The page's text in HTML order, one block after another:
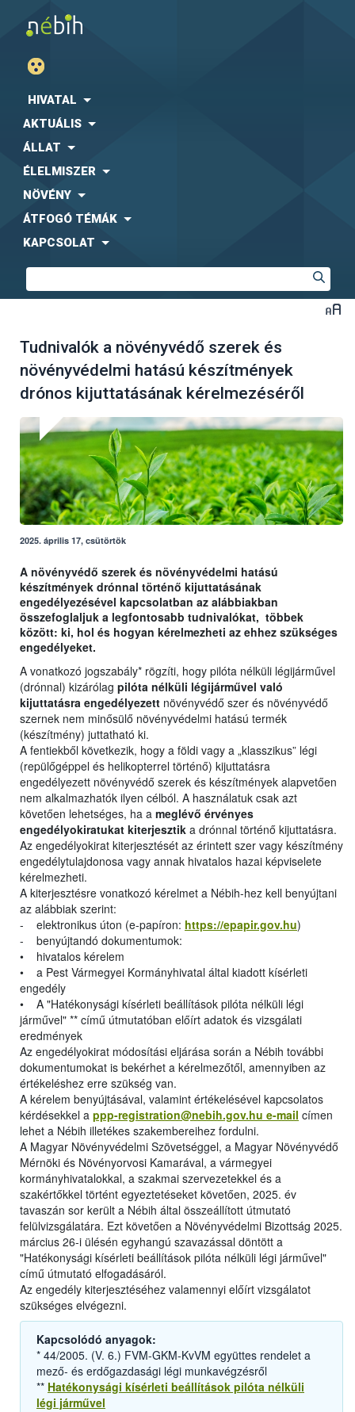
HIVATAL
AKTUÁLIS
ÁLLAT
ÉLELMISZER
NÖVÉNY
ÁTFOGÓ TÉMÁK
KAPCSOLAT
Tudnivalók a növényvédő szerek és
növényvédelmi hatású készítmények
drónos kijuttatásának kérelmezéséről
2025. április 17, csütörtök
A növényvédő szerek és növényvédelmi hatású
készítmények drónnal történő kijuttatásának
engedélyezésével kapcsolatban az alábbiakban
összefoglaljuk a legfontosabb tudnivalókat, többek
között: ki, hol és hogyan kérelmezheti az ehhez szükséges
engedélyeket.
A vonatkozó jogszabály* rögzíti, hogy pilóta nélküli légijárművel
(drónnal) kizárólag pilóta nélküli légijárművel való
kijuttatásra engedélyezett növényvédő szer és növényvédő
szernek nem minősülő növényvédelmi hatású termék
(készítmény) juttatható ki.
A fentiekből következik, hogy a földi vagy a „klasszikus” légi
(repülőgéppel és helikopterrel történő) kijuttatásra
engedélyezett növényvédő szerek és készítmények alapvetően
nem alkalmazhatók ilyen célból. A használatuk csak azt
követően lehetséges, ha a meglévő érvényes
engedélyokiratukat kiterjesztik a drónnal történő kijuttatásra.
Az engedélyokirat kiterjesztését az érintett szer vagy készítmény
engedélytulajdonosa vagy annak hivatalos hazai képviselete
kérelmezheti.
A kiterjesztésre vonatkozó kérelmet a Nébih-hez kell benyújtani
az alábbiak szerint:
- elektronikus úton (e-papíron: https://epapir.gov.hu)
- benyújtandó dokumentumok:
• hivatalos kérelem
• a Pest Vármegyei Kormányhivatal által kiadott kísérleti
engedély
• A "Hatékonysági kísérleti beállítások pilóta nélküli légi
járművel" ** című útmutatóban előírt adatok és vizsgálati
eredmények
Az engedélyokirat módosítási eljárása során a Nébih további
dokumentumokat is bekérhet a kérelmezőtől, amennyiben az
értékeléshez erre szükség van.
A kérelem benyújtásával, valamint értékelésével kapcsolatos
kérdésekkel a ppp-registration@nebih.gov.hu e-mail címen
lehet a Nébih illetékes szakembereihez fordulni.
A Magyar Növényvédelmi Szövetséggel, a Magyar Növényvédő
Mérnöki és Növényorvosi Kamarával, a vármegyei
kormányhivatalokkal, a szakmai szervezetekkel és a
szakértőkkel történt egyeztetéseket követően, 2025. év
tavaszán sor került a Nébih által összeállított útmutató
felülvizsgálatára. Ezt követően a Növényvédelmi Bizottság 2025.
március 26-i ülésén egyhangú szavazással döntött a
"Hatékonysági kísérleti beállítások pilóta nélküli légi járművel"
című útmutató elfogadásáról.
Az engedély kiterjesztéséhez valamennyi előírt vizsgálatot
szükséges elvégezni.
Kapcsolódó anyagok:
* 44/2005. (V. 6.) FVM-GKM-KvVM együttes rendelet a
mező- és erdőgazdasági légi munkavégzésről
** Hatékonysági kísérleti beállítások pilóta nélküli
légi járművel